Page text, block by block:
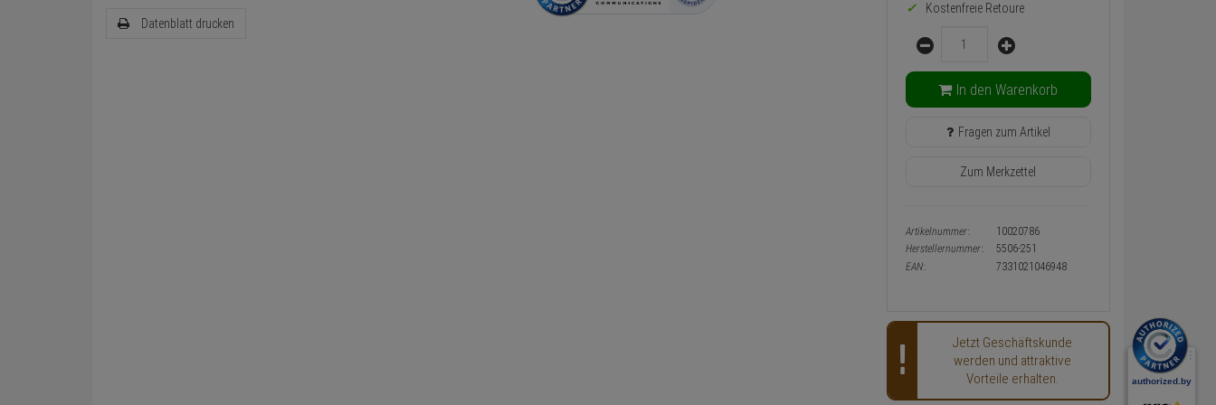
Datenblatt drucken
Warenkorb-
Konfigurieren-
Button
Kostenfreie Retoure
Menge
In den Warenkorb
Fragen zum Artikel
Zum Merkzettel
Artikelnummer:
10020786
Herstellernummer:
5506-251
EAN:
7331021046948
Jetzt Geschäftskunde
werden und attraktive
Vorteile erhalten.